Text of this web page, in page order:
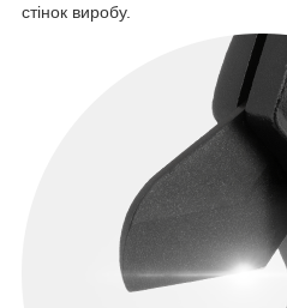
стінок виробу.